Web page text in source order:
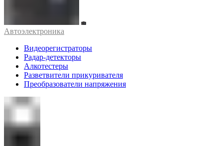
Автоэлектроника
Видеорегистраторы
Радар-детекторы
Алкотестеры
Разветвители прикуривателя
Преобразователи напряжения